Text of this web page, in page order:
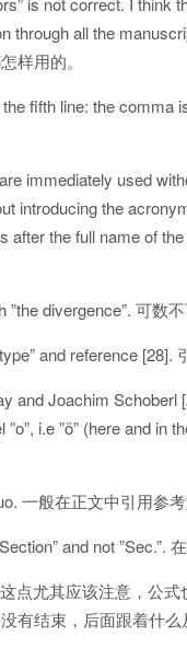
through all the
样用的。
fifth line: the
immediately used
introducing the
after the full name of
”the divergence”. 可
and reference [28].
and Joachim
i.e ”ö” (here and
一般在正文中引用参
and not
点尤其应该注意，公
有结束，后面跟着什